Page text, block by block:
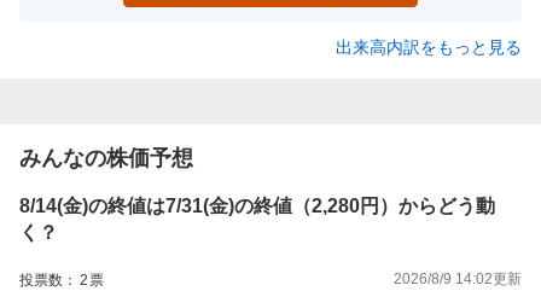
出来高内訳をもっと見る
みんなの株価予想
8/14(金)の終値は7/31(金)の終値（2,280円）からどう動
く？
投票数： 2票 2026/8/9 14:02更新